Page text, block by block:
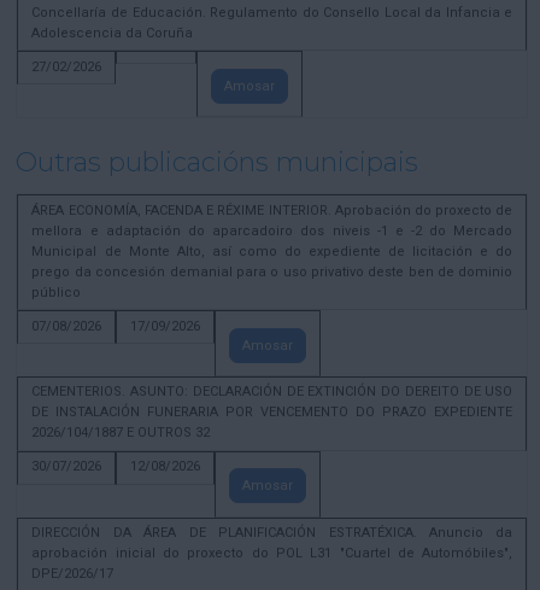
Concellaría de Educación. Regulamento do Consello Local da Infancia e
Adolescencia da Coruña
27/02/2026
Amosar
Outras publicacións municipais
ÁREA ECONOMÍA, FACENDA E RÉXIME INTERIOR. Aprobación do proxecto de
mellora e adaptación do aparcadoiro dos niveis -1 e -2 do Mercado
Municipal de Monte Alto, así como do expediente de licitación e do
prego da concesión demanial para o uso privativo deste ben de dominio
público
07/08/2026
17/09/2026
Amosar
CEMENTERIOS. ASUNTO: DECLARACIÓN DE EXTINCIÓN DO DEREITO DE USO
DE INSTALACIÓN FUNERARIA POR VENCEMENTO DO PRAZO EXPEDIENTE
2026/104/1887 E OUTROS 32
30/07/2026
12/08/2026
Amosar
DIRECCIÓN DA ÁREA DE PLANIFICACIÓN ESTRATÉXICA. Anuncio da
aprobación inicial do proxecto do POL L31 "Cuartel de Automóbiles",
DPE/2026/17